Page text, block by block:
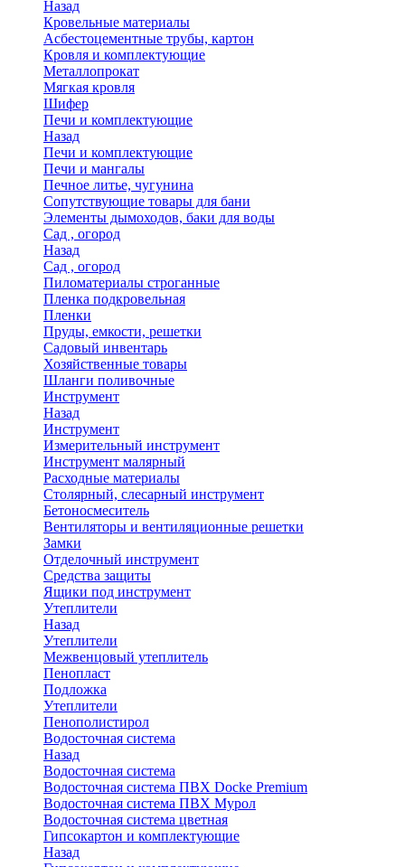
Назад
Кровельные материалы
Асбестоцементные трубы, картон
Кровля и комплектующие
Металлопрокат
Мягкая кровля
Шифер
Печи и комплектующие
Назад
Печи и комплектующие
Печи и мангалы
Печное литье, чугунина
Сопутствующие товары для бани
Элементы дымоходов, баки для воды
Сад , огород
Назад
Сад , огород
Пиломатериалы строганные
Пленка подкровельная
Пленки
Пруды, емкости, решетки
Садовый инвентарь
Хозяйственные товары
Шланги поливочные
Инструмент
Назад
Инструмент
Измерительный инструмент
Инструмент малярный
Расходные материалы
Столярный, слесарный инструмент
Бетоносмеситель
Вентиляторы и вентиляционные решетки
Замки
Отделочный инструмент
Средства защиты
Ящики под инструмент
Утеплители
Назад
Утеплители
Межвенцовый утеплитель
Пенопласт
Подложка
Утеплители
Пенополистирол
Водосточная система
Назад
Водосточная система
Водосточная система ПВХ Docke Premium
Водосточная система ПВХ Мурол
Водосточная система цветная
Гипсокартон и комплектующие
Назад